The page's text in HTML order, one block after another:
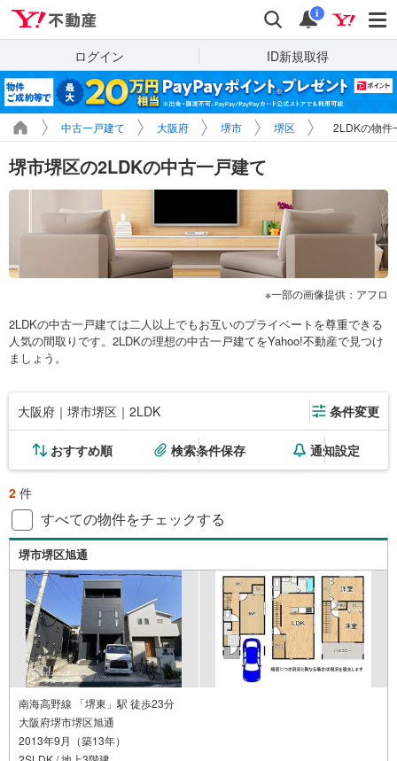
検索 通知
i
ログイン ID新規取得
中古一戸建て 大阪府 堺市 堺区 2LDKの物件
堺市堺区の2LDKの中古一戸建て
一部の画像提供：アフロ
2LDKの中古一戸建ては二人以上でもお互いのプライベートを尊重できる
人気の間取りです。2LDKの理想の中古一戸建てをYahoo!不動産で見つけ
ましょう。
大阪府｜堺市堺区｜2LDK 条件変更
おすすめ順 検索条件保存 通知設定
2 件
すべての物件をチェックする
堺市堺区旭通
南海高野線 「堺東」駅 徒歩23分
大阪府堺市堺区旭通
2013年9月（築13年）